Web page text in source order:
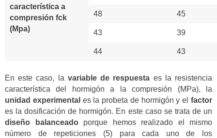
característica a
compresión fck
(Mpa)
48 45
43 39
44 43
En este caso, la variable de respuesta es la resistencia
característica del hormigón a la compresión (MPa), la
unidad experimental es la probeta de hormigón y elfactor
es la dosificación de hormigón. En este caso se trata de un
diseño balanceadoporque hemos realizado el mismo
número de repeticiones (5) para cada uno de los